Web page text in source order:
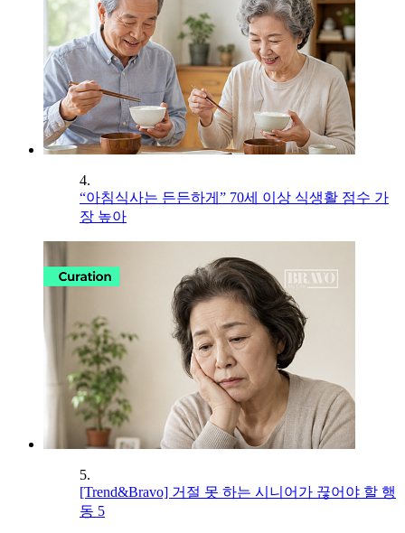
4.
“아침식사는 든든하게” 70세 이상 식생활 점수 가
장 높아
5.
[Trend&Bravo] 거절 못 하는 시니어가 끊어야 할 행
동 5